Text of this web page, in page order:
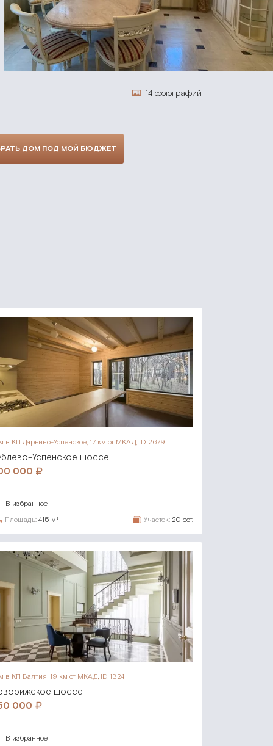
14 фотографий
ДОМ ПОД МОЙ БЮДЖЕТ
в КП Дарьино-Успенское,17 км от МКАД, ID 2679
Успенское шоссе
000
В избранное
Площадь: 415 м² Участок: 20 сот.
в КП Балтия,19 км от МКАД, ID 1324
шоссе
000
В избранное